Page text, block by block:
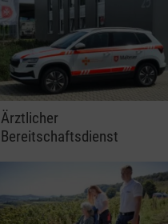
Ärztlicher
Bereitschaftsdienst